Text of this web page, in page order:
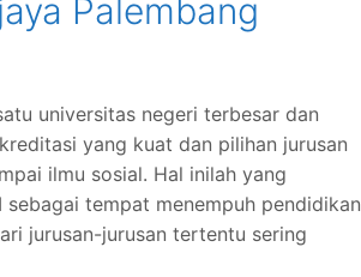
Palembang
universitas negeri terbesar dan
yang kuat dan pilihan jurusan
ilmu sosial. Hal inilah yang
tempat menempuh pendidikan
jurusan-jurusan tertentu sering